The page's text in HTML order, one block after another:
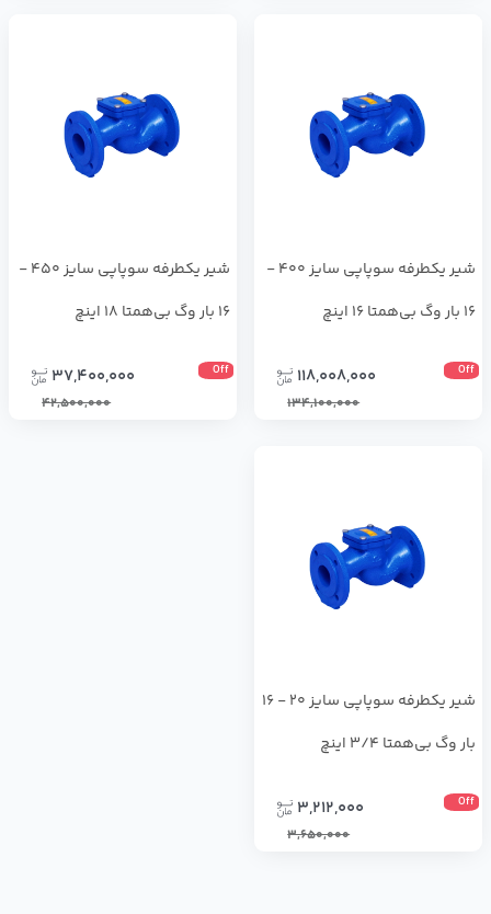
شیر یکطرفه سوپاپی سایز 400 -
16 بار وگ بی‌همتا 16 اینچ
Off
118,008,000
134,100,000
شیر یکطرفه سوپاپی سایز 450 -
16 بار وگ بی‌همتا 18 اینچ
Off
37,400,000
42,500,000
شیر یکطرفه سوپاپی سایز 20 - 16
بار وگ بی‌همتا 3/4 اینچ
Off
3,212,000
3,650,000